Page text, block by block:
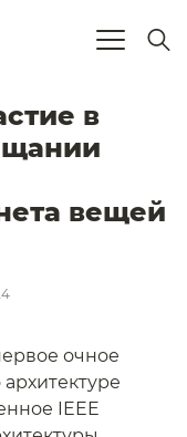
в
вещей
очное
IEEE